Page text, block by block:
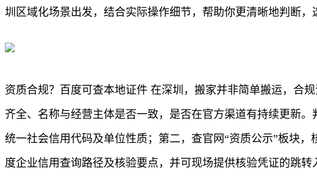
圳区域化场景出发，结合实际操作细节，帮助你更清晰地判断，
资质合规？百度可查本地证件 在深圳，搬家并非简单搬运，合
齐全、名称与经营主体是否一致，是否在官方渠道有持续更新
统一社会信用代码及单位性质；第二，查官网“资质公示”板块
度企业信用查询路径及核验要点，并可现场提供核验凭证的跳